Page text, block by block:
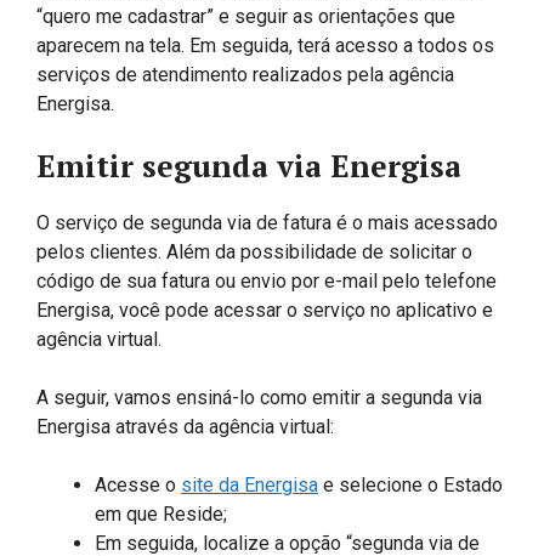
“quero me cadastrar” e seguir as orientações que
aparecem na tela. Em seguida, terá acesso a todos os
serviços de atendimento realizados pela agência
Energisa.
Emitir segunda via Energisa
O serviço de segunda via de fatura é o mais acessado
pelos clientes. Além da possibilidade de solicitar o
código de sua fatura ou envio por e-mail pelo telefone
Energisa, você pode acessar o serviço no aplicativo e
agência virtual.
A seguir, vamos ensiná-lo como emitir a segunda via
Energisa através da agência virtual:
Acesse o site da Energisa e selecione o Estado
em que Reside;
Em seguida, localize a opção “segunda via de